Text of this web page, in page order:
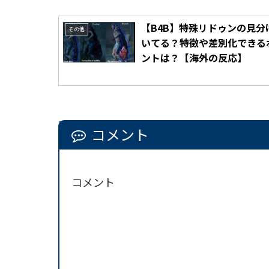
その他
【B4B】特殊リドゥンの見分
いてる？特徴や差別化できる
ントは？【海外の反応】
コメント
コメント